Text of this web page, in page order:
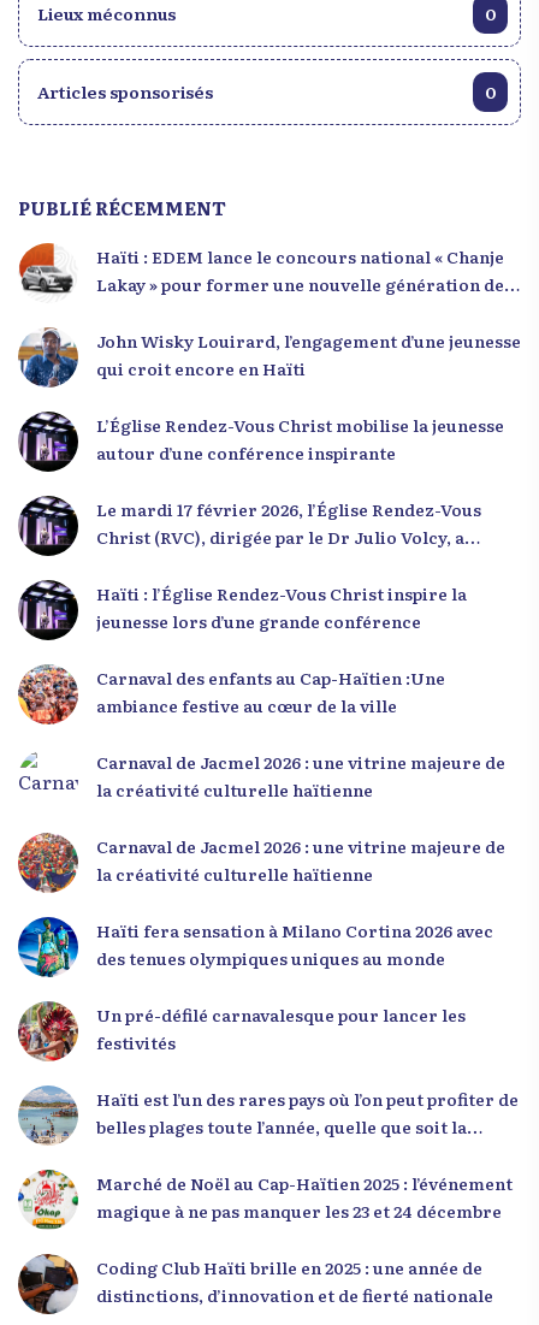
Lieux méconnus 0
Articles sponsorisés 0
PUBLIÉ RÉCEMMENT
Haïti : EDEM lance le concours national « Chanje
Lakay » pour former une nouvelle génération de
John Wisky Louirard, l’engagement d’une jeunesse
qui croit encore en Haïti
L’Église Rendez-Vous Christ mobilise la jeunesse
autour d’une conférence inspirante
Le mardi 17 février 2026, l’Église Rendez-Vous
Christ (RVC), dirigée par le Dr Julio Volcy, a
dans ses locaux à Delmas 75 pour une conférence
placée sous le thème « Menm Ou Menm Tou ».
occasion unique de se rencontrer, d’échanger et
d’écouter des interventions motivantes centrées
citoyen. Des messages forts pour la jeunesse Lors
de sa première intervention, intitulée « Jenès la
croire en leur potentiel et à rejeter toute forme
de fatalisme. Il a particulièrement insisté sur
pouvons pas résoudre un problème avec la
mentalité qui l’a créé. » Il a encouragé la jeunesse
sur la discipline, l’excellence et la responsabilité.
Le révérend a également rappelé que la jeunesse
du pays, et qu’un engagement structuré de
seulement 4 % d’entre eux pourrait modifier
seconde intervention, « Jenès la ak responsablite l
», a souligné le lien indissociable entre potentiel et
responsabilité. Le Dr Volcy a invité les jeunes à
devenir des acteurs de transformation dans leurs
communautés, à investir dans leur formation et à
développer un leadership intègre. Appel à un
Haïti : l’Église Rendez-Vous Christ inspire la
jeunesse lors d’une grande conférence
Carnaval des enfants au Cap-Haïtien :Une
ambiance festive au cœur de la ville
Carnaval de Jacmel 2026 : une vitrine majeure de
la créativité culturelle haïtienne
Carnaval de Jacmel 2026 : une vitrine majeure de
la créativité culturelle haïtienne
Haïti fera sensation à Milano Cortina 2026 avec
des tenues olympiques uniques au monde
Un pré-défilé carnavalesque pour lancer les
festivités
Haïti est l’un des rares pays où l’on peut profiter de
belles plages toute l’année, quelle que soit la
Marché de Noël au Cap-Haïtien 2025 : l’événement
magique à ne pas manquer les 23 et 24 décembre
Coding Club Haïti brille en 2025 : une année de
distinctions, d’innovation et de fierté nationale